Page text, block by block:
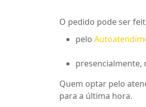
O pedido pode ser
pelo
presencialmente,
Quem optar pelo
para a última hora.